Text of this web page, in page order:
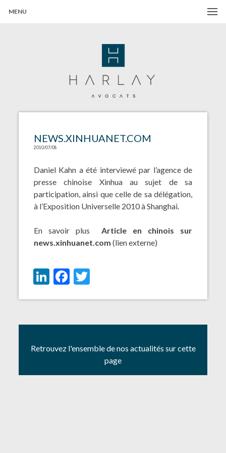
MENU
NEWS.XINHUANET.COM
2010/07/08
Daniel Kahn a été interviewé par l’agence de
presse chinoise Xinhua au sujet de sa
participation, ainsi que celle de sa délégation,
à l’Exposition Universelle 2010 à Shanghai.
En savoir plusArticle en chinois sur
news.xinhuanet.com (lien externe)
LinkedIn
Facebook
Twitter
Retrouvez l'ensemble de nos actualités sur cette
page